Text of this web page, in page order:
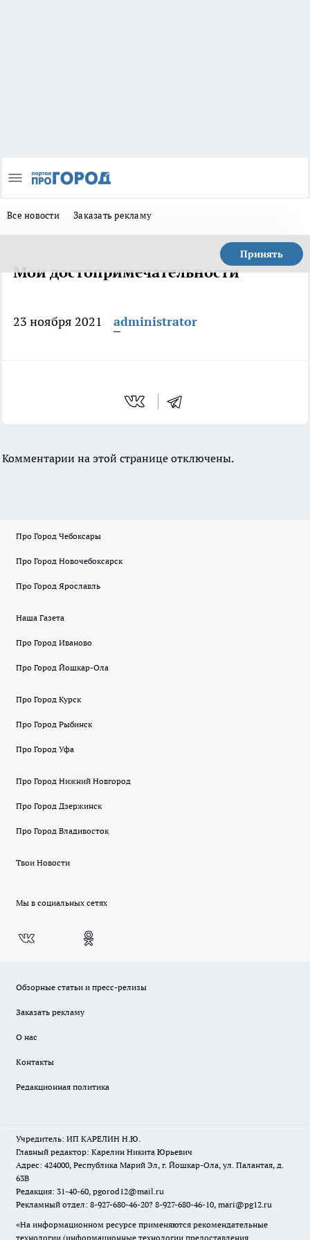
Все новости Заказать рекламу
Принять
Мои достопримечательности
23 ноября 2021 administrator
Комментарии на этой странице отключены.
Про Город Чебоксары
Про Город Новочебоксарск
Про Город Ярославль
Наша Газета
Про Город Иваново
Про Город Йошкар-Ола
Про Город Курск
Про Город Рыбинск
Про Город Уфа
Про Город Нижний Новгород
Про Город Дзержинск
Про Город Владивосток
Твои Новости
Мы в социальных сетях
Обзорные статьи и пресс-релизы
Заказать рекламу
О нас
Контакты
Редакционная политика
Учредитель: ИП КАРЕЛИН Н.Ю.
Главный редактор: Карелин Никита Юрьевич
Адрес: 424000, Республика Марий Эл, г. Йошкар-Ола, ул. Палантая, д.
63В
Редакция: 31-40-60, pgorod12@mail.ru
Рекламный отдел: 8-927-680-46-20? 8-927-680-46-10, mari@pg12.ru
«На информационном ресурсе применяются рекомендательные
технологии (информационные технологии предоставления